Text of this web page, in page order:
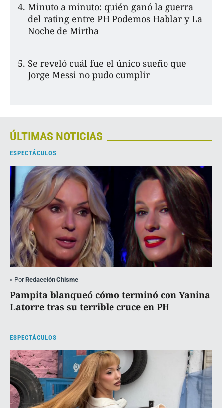
Minuto a minuto: quién ganó la guerra
del rating entre PH Podemos Hablar y La
Noche de Mirtha
Se reveló cuál fue el único sueño que
Jorge Messi no pudo cumplir
ÚLTIMAS NOTICIAS
ESPECTÁCULOS
« PorRedacción Chisme
Pampita blanqueó cómo terminó con Yanina
Latorre tras su terrible cruce en PH
ESPECTÁCULOS